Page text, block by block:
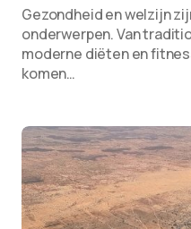
Gezondheid en welzijn
onderwerpen. Van
moderne diëten en
komen…